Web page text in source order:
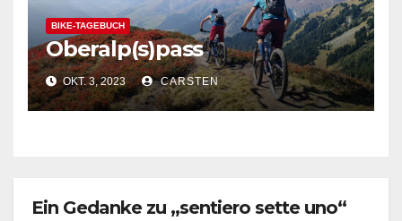
BIKE-TAGEBUCH
Oberalp(s)pass
OKT. 3, 2023 CARSTEN
Ein Gedanke zu „sentiero sette uno“